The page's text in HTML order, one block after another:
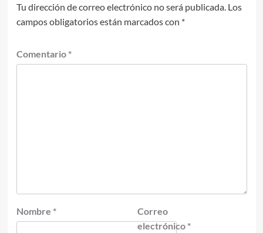
Tu dirección de correo electrónico no será publicada. Los
campos obligatorios están marcados con *
Comentario *
Nombre *
Correo
electrónico *